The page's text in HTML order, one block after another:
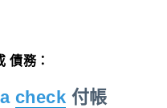
債務：
check 付帳